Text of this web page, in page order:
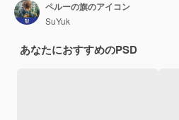
ペルーの旗のアイコン
SuYuk
あなたにおすすめのPSD